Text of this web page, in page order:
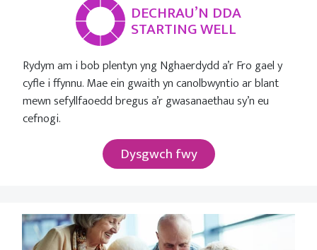
DECHRAU’N DDA
STARTING WELL
Rydym am i bob plentyn yng Nghaerdydd a’r Fro gael y
cyfle i ffynnu. Mae ein gwaith yn canolbwyntio ar blant
mewn sefyllfaoedd bregus a’r gwasanaethau sy’n eu
cefnogi.
Dysgwch fwy